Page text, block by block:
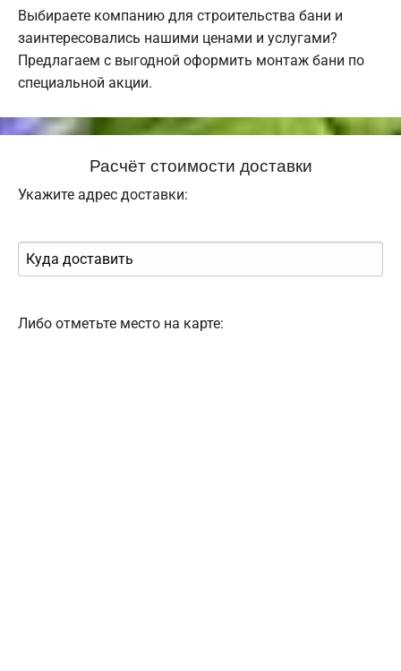
Выбираете компанию для строительства бани и
заинтересовались нашими ценами и услугами?
Предлагаем с выгодной оформить монтаж бани по
специальной акции.
Расчёт стоимости доставки
Укажите адрес доставки:
Либо отметьте место на карте: